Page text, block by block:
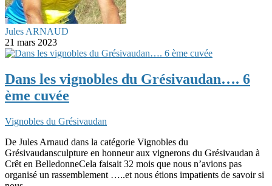
Jules ARNAUD
21 mars 2023
Dans les vignobles du Grésivaudan…. 6
ème cuvée
Vignobles du Grésivaudan
De Jules Arnaud dans la catégorie Vignobles du
Grésivaudansculpture en honneur aux vignerons du Grésivaudan à
Crêt en BelledonneCela faisait 32 mois que nous n’avions pas
organisé un rassemblement …..et nous étions impatients de savoir si